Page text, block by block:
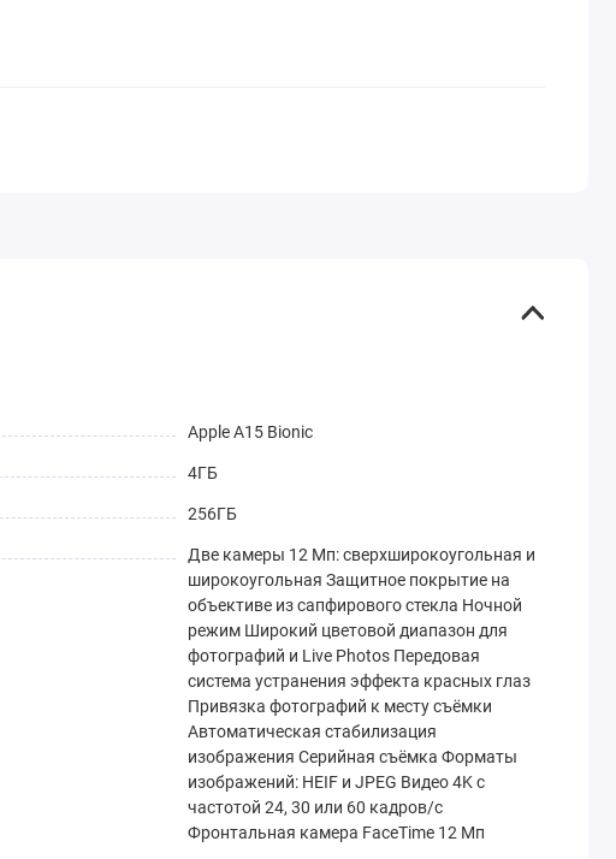
Apple A15 Bionic
4ГБ
256ГБ
Две камеры 12 Мп: сверхширокоугольная и
широкоугольная Защитное покрытие на
объективе из сапфирового стекла Ночной
режим Широкий цветовой диапазон для
фотографий и Live Photos Передовая
система устранения эффекта красных глаз
Привязка фотографий к месту съёмки
Автоматическая стабилизация
изображения Серийная съёмка Форматы
изображений: HEIF и JPEG Видео 4K с
частотой 24, 30 или 60 кадров / с
Фронтальная камера FaceTime 12 Мп